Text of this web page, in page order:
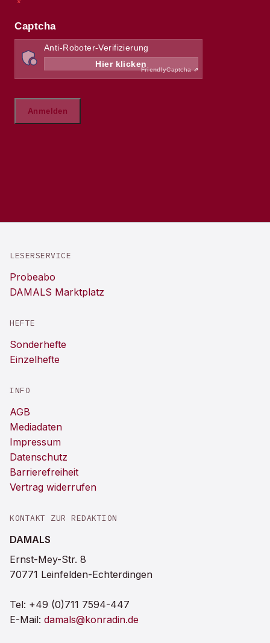
LESERSERVICE
Probeabo
DAMALS Marktplatz
HEFTE
Sonderhefte
Einzelhefte
INFO
AGB
Mediadaten
Impressum
Datenschutz
Barrierefreiheit
Vertrag widerrufen
KONTAKT ZUR REDAKTION
DAMALS
Ernst-Mey-Str. 8
70771 Leinfelden-Echterdingen
Tel: +49 (0)711 7594-447
E-Mail: damals@konradin.de